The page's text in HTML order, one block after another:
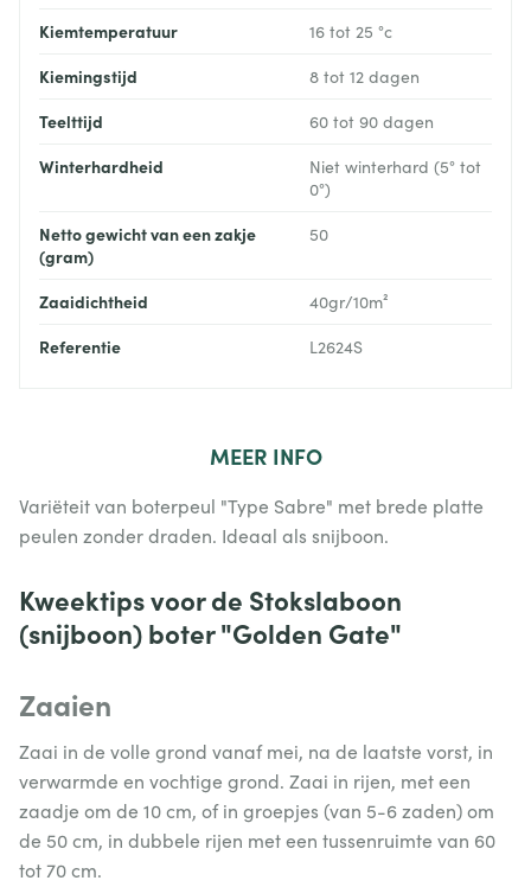
Kiemtemperatuur 16 tot 25 °c
Kiemingstijd 8 tot 12 dagen
Teelttijd 60 tot 90 dagen
Winterhardheid
Niet winterhard (5° tot
0°)
Netto gewicht van een zakje
(gram)
50
Zaaidichtheid 40gr/10m²
Referentie L2624S
MEER INFO
Variëteit van boterpeul "Type Sabre" met brede platte
peulen zonder draden. Ideaal als snijboon.
Kweektips voor de Stokslaboon
(snijboon) boter "Golden Gate"
Zaaien
Zaai in de volle grond vanaf mei, na de laatste vorst, in
verwarmde en vochtige grond. Zaai in rijen, met een
zaadje om de 10 cm, of in groepjes (van 5-6 zaden) om
de 50 cm, in dubbele rijen met een tussenruimte van 60
tot 70 cm.